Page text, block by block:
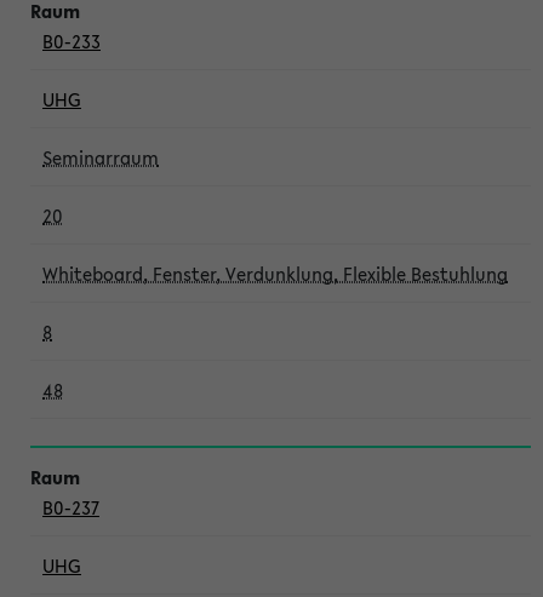
B0-233
UHG
Seminarraum
20
Whiteboard, Fenster, Verdunklung, Flexible Bestuhlung
8
48
B0-237
UHG